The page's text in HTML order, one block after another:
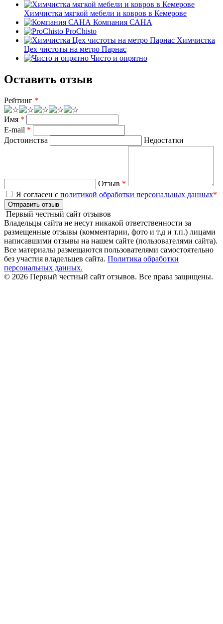
Химчистка мягкой мебели и ковров в Кемерове
Компания САНА
ProChisto
Химчистка
Цех чистоты на метро Парнас
Чисто и опрятно
Оставить отзыв
Рейтинг *
Имя *
E-mail *
Достоинства
Недостатки
Отзыв *
Я согласен с политикой обработки персональных данных*
Отправить отзыв
Первый честный сайт отзывов
Владельцы сайта не несут никакой ответственности за
размещенные отзывы (комментарии, фото и т.д и т.п.) лицами
написавшими отзывы на нашем сайте (пользователями сайта).
Все материалы размещаются пользователями самостоятельно
без участия владельцев сайта. Политика обработки
персональных данных.
© 2026 Первый честный сайт отзывов. Все права защищены.